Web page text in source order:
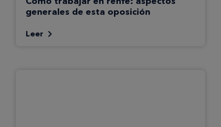
generales de esta oposición
Leer